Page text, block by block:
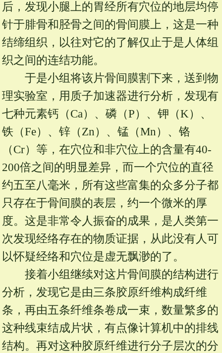
后，发现小腿上的胃经所有穴位的地层均停
针于腓骨和胫骨之间的骨间膜上，这是一种
结缔组织，以往对它的了解仅止于是人体组
织之间的连结功能。
于是小组将该片骨间膜割下来，送到物
理实验室，用质子加速器进行分析，发现有
七种元素钙（Ca）、磷（P）、钾（K）、
铁（Fe）、锌（Zn）、锰（Mn）、铬
（Cr）等，在穴位和非穴位上的含量有40-
200倍之间的明显差异，而一个穴位的直径
约五至八毫米，所有这些富集的众多分子都
只存在于骨间膜的表层，约一个微米的厚
度。这是非常令人振奋的成果，是人类第一
次发现经络存在的物质证据，从此没有人可
以怀疑经络和穴位是虚无飘渺的了。
接着小组继续对这片骨间膜的结构进行
分析，发现它是由三条胶原纤维构成纤维
条，再由五条纤维条卷成一束，数量繁多的
这种线束结成片状，有点像计算机中的排线
结构。再对这种胶原纤维进行分子层次的分